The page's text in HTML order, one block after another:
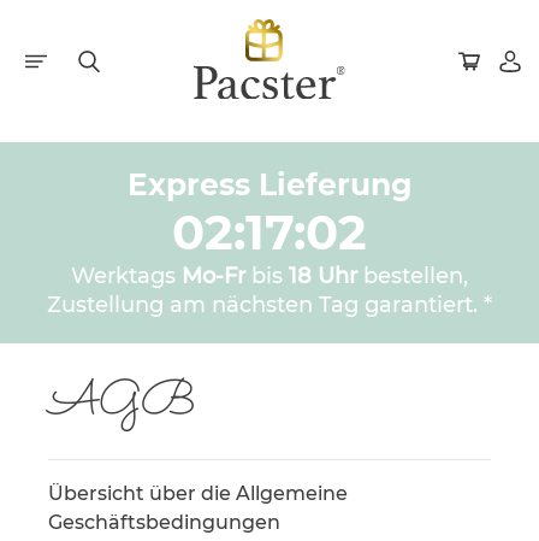
Express Lieferung
02:17:02
Werktags Mo-Frbis 18 Uhrbestellen,
Zustellung am nächsten Tag garantiert. *
AGB
Übersicht über die Allgemeine
Geschäftsbedingungen